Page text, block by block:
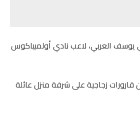
يوسف العربي، لاعب نادي أولمبياكوس
زجاجية على شرفة منزل عائلة